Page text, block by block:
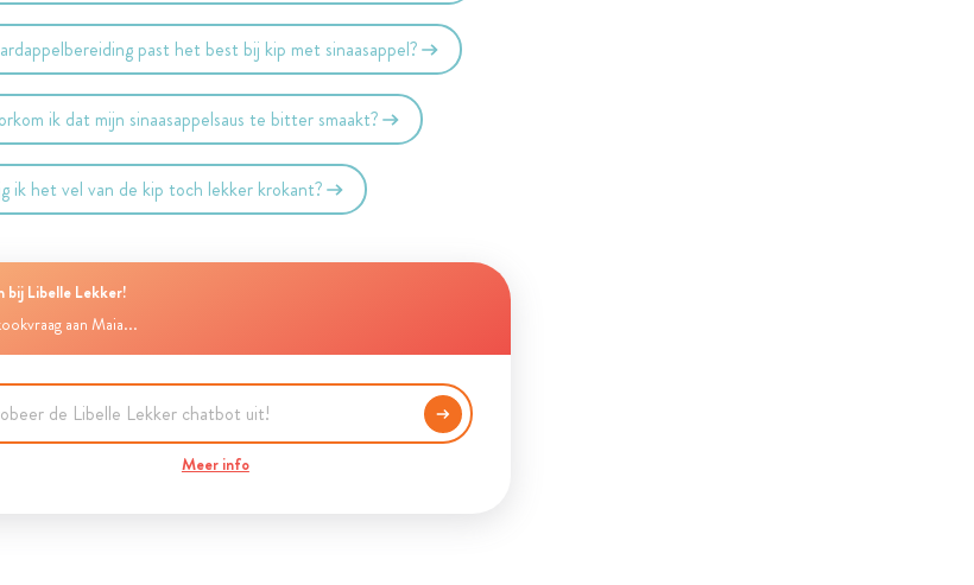
past het best bij kip met sinaasappel?
ik dat mijn sinaasappelsaus te bitter smaakt?
ik het vel van de kip toch lekker krokant?
bij Libelle Lekker!
aan Maia...
Meer info